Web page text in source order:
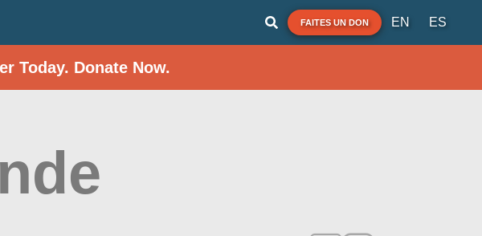
FAITES UN DON EN ES
Today. Donate Now.